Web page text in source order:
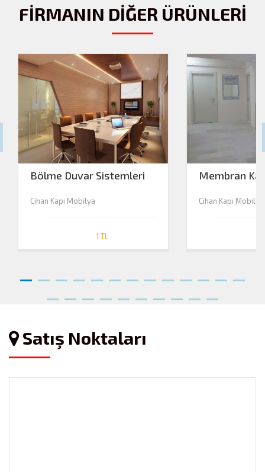
FİRMANIN DİĞER ÜRÜNLERİ
Bölme Duvar Sistemleri
Cihan Kapı Mobilya
1 TL
Membran
Cihan Kapı Mobilya
Satış Noktaları